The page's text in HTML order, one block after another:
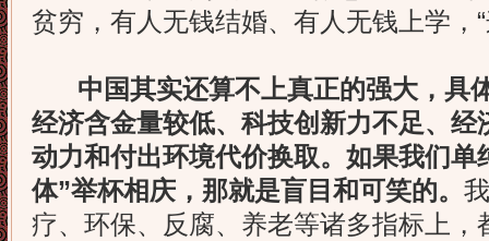
贫穷，有人无钱结婚、有人无钱上学，
中国其实还算不上真正的强大，具
经济含金量较低、科技创新力不足、经
动力和付出环境代价换取。如果我们单
体”举杯相庆，那就是盲目和可笑的。
疗、环保、反腐、养老等诸多指标上，